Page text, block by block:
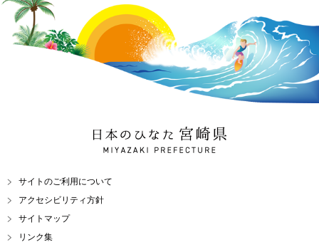
日本のひなた 宮崎県
MIYAZAKI PREFECTURE
サイトのご利用について
アクセシビリティ方針
サイトマップ
リンク集